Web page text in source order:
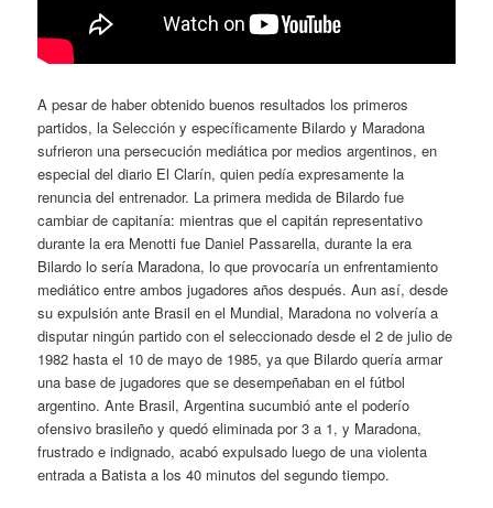
A pesar de haber obtenido buenos resultados los primeros
partidos, la Selección y específicamente Bilardo y Maradona
sufrieron una persecución mediática por medios argentinos, en
especial del diario El Clarín, quien pedía expresamente la
renuncia del entrenador. La primera medida de Bilardo fue
cambiar de capitanía: mientras que el capitán representativo
durante la era Menotti fue Daniel Passarella, durante la era
Bilardo lo sería Maradona, lo que provocaría un enfrentamiento
mediático entre ambos jugadores años después. Aun así, desde
su expulsión ante Brasil en el Mundial, Maradona no volvería a
disputar ningún partido con el seleccionado desde el 2 de julio de
1982 hasta el 10 de mayo de 1985, ya que Bilardo quería armar
una base de jugadores que se desempeñaban en el fútbol
argentino. Ante Brasil, Argentina sucumbió ante el poderío
ofensivo brasileño y quedó eliminada por 3 a 1, y Maradona,
frustrado e indignado, acabó expulsado luego de una violenta
entrada a Batista a los 40 minutos del segundo tiempo.